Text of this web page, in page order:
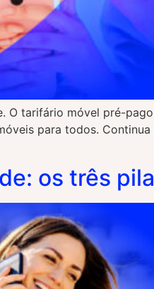
tarifário móvel pré-
para todos.
os três